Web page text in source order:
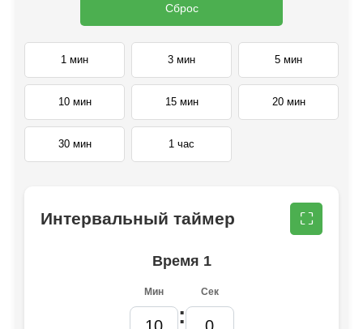
Сброс
1 мин 3 мин 5 мин
10 мин 15 мин 20 мин
30 мин 1 час
Интервальный таймер ⛶
Время 1
Мин
:
Сек